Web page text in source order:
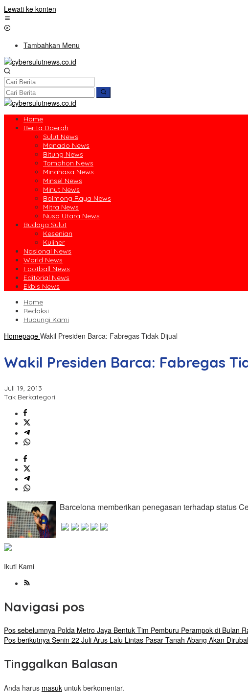
Lewati ke konten
Tambahkan Menu
Home
Berita Daerah
Sulut News
Manado News
Bitung News
Tomohon News
Minahasa News
Minsel News
Minut News
Bolmong Raya News
Mitra News
Nusa Utara News
Budaya Sulut
Kesenian
Kuliner
Nasional News
World News
Football News
Editorial News
Ekbis News
Home
Redaksi
Hubungi Kami
Homepage Wakil Presiden Barca: Fabregas Tidak Dijual
Wakil Presiden Barca: Fabregas
Juli 19, 2013
Tak Berkategori
Barcelona memberikan penegasan terhadap status
Ikuti Kami
Navigasi pos
Pos sebelumnya Polda Metro Jaya Bentuk Tim Pemburu Perampok di Bulan
Pos berikutnya Senin 22 Juli Arus Lalu Lintas Pasar Tanah Abang Akan
Tinggalkan Balasan
Anda harus masuk untuk berkomentar.